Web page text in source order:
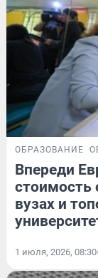
ОБРАЗОВАНИЕ
Впереди
стоимость
вузах и
1 июля, 2026, 08:30